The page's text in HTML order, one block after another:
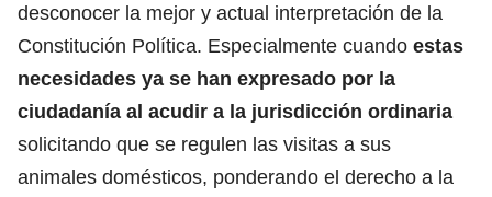
desconocer la mejor y actual interpretación de la
Constitución Política. Especialmente cuando estas
necesidades ya se han expresado por la
ciudadanía al acudir a la jurisdicción ordinaria
solicitando que se regulen las visitas a sus
animales domésticos, ponderando el derecho a la